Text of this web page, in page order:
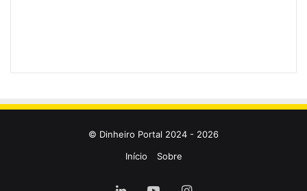
© Dinheiro Portal 2024 - 2026
Início
Sobre